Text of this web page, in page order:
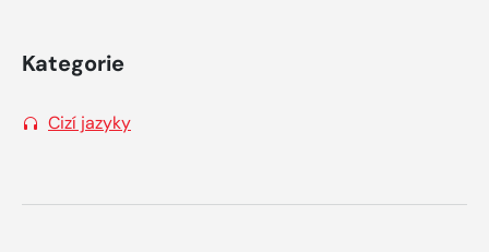
Kategorie
Cizí jazyky